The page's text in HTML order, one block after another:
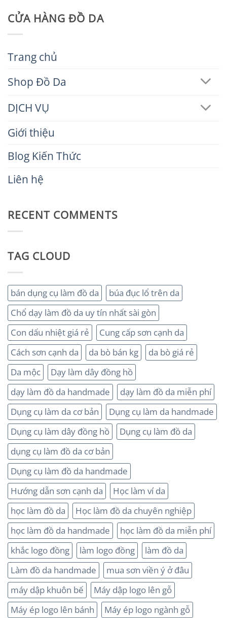
CỬA HÀNG ĐỒ DA
Trang chủ
Shop Đồ Da
DỊCH VỤ
Giới thiệu
Blog Kiến Thức
Liên hệ
RECENT COMMENTS
TAG CLOUD
bán dụng cụ làm đồ da
búa đục lổ trên da
Chổ dạy làm đồ da uy tín nhất sài gòn
Con dấu nhiệt giá rẻ
Cung cấp sơn cạnh da
Cách sơn cạnh da
da bò bán kg
da bò giá rẻ
Da mộc
Dạy làm dây đồng hồ
dạy làm đồ da handmade
dạy làm đồ da miễn phí
Dụng cụ làm da cơ bản
Dụng cụ làm da handmade
Dụng cụ làm dây đồng hồ
Dụng cụ làm đồ da
dụng cụ làm đồ da cơ bản
Dụng cụ làm đồ da handmade
Hướng dẫn sơn cạnh da
Học làm ví da
học làm đồ da
Học làm đồ da chuyên nghiệp
học làm đồ da handmade
học làm đồ da miễn phí
khắc logo đồng
làm logo đồng
làm đồ da
Làm đồ da handmade
mua sơn viền ý ở đâu
máy dập khuôn bế
Máy dập logo lên gỗ
Máy ép logo lên bánh
Máy ép logo ngành gỗ